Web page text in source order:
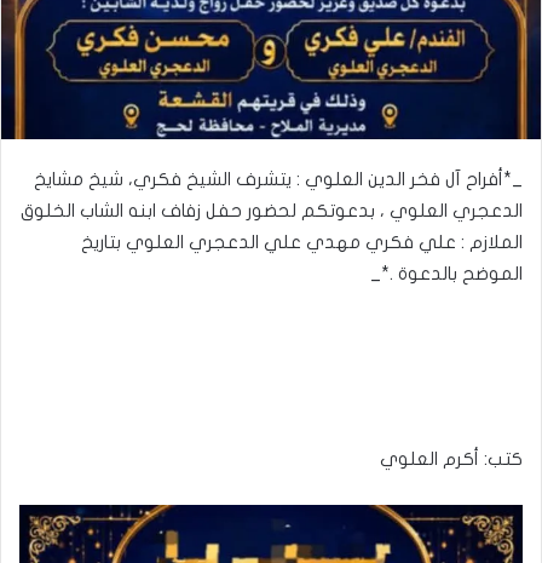
_*أفراح آل فخر الدين العلوي : يتشرف الشيخ فكري، شيخ مشايخ
الدعجري العلوي ، بدعوتكم لحضور حفل زفاف ابنه الشاب الخلوق
الملازم : علي فكري مهدي علي الدعجري العلوي بتاريخ
الموضح بالدعوة .*_
كتب: أكرم العلوي